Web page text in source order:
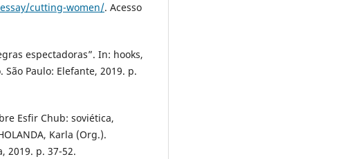
cutting-women/. Acesso
espectadoras”. In: hooks,
Paulo: Elefante, 2019. p.
Esfir Chub: soviética,
Karla (Org.).
2019. p. 37-52.